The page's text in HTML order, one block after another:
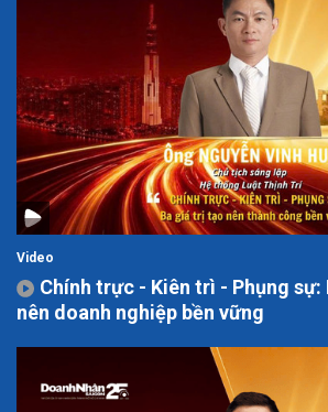
Video
Chính trực - Kiên trì - Phụng
nên doanh nghiệp bền vững